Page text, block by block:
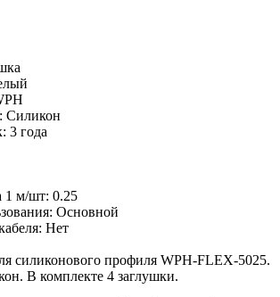
Силикон
3 года
1 м/шт: 0.25
Основной
Нет
силиконового профиля WPH-FLEX-5025.
В комплекте 4 заглушки.